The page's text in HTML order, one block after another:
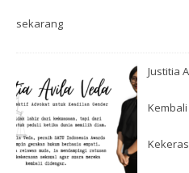
sekarang
Justitia